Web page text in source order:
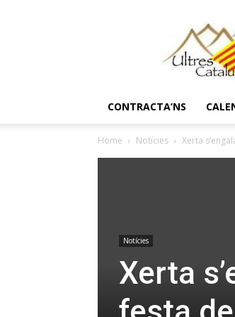
CONTRACTA’NS
Home Notícies Xerta
Notícies
Xerta